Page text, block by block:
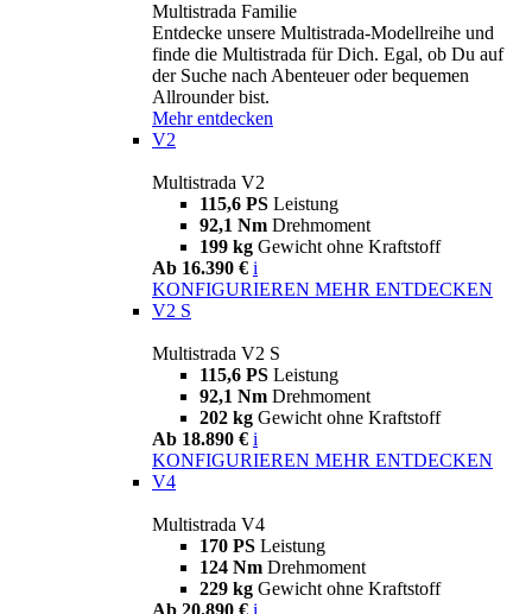
Multistrada Familie
Entdecke unsere Multistrada-Modellreihe und
finde die Multistrada für Dich. Egal, ob Du auf
der Suche nach Abenteuer oder bequemen
Allrounder bist.
Mehr entdecken
V2
Multistrada V2
115,6 PS Leistung
92,1 Nm Drehmoment
199 kg Gewicht ohne Kraftstoff
Ab 16.390 € i
KONFIGURIEREN MEHR ENTDECKEN
V2 S
Multistrada V2 S
115,6 PS Leistung
92,1 Nm Drehmoment
202 kg Gewicht ohne Kraftstoff
Ab 18.890 € i
KONFIGURIEREN MEHR ENTDECKEN
V4
Multistrada V4
170 PS Leistung
124 Nm Drehmoment
229 kg Gewicht ohne Kraftstoff